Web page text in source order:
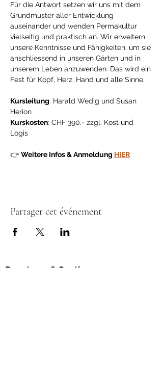
Für die Antwort setzen wir uns mit dem
Grundmuster aller Entwicklung
auseinander und wenden Permakultur
vielseitig und praktisch an. Wir erweitern
unsere Kenntnisse und Fähigkeiten, um sie
anschliessend in unseren Gärten und in
unserem Leben anzuwenden. Das wird ein
Fest für Kopf, Herz, Hand und alle Sinne.
Kursleitung: Harald Wedig und Susan
Herion
Kurskosten: CHF 390.- zzgl. Kost und
Logis
👉 Weitere Infos & Anmeldung HIER
Partager cet événement
Donateurs & Soutiens